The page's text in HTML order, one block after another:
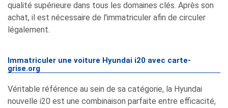
qualité supérieure dans tous les domaines clés. Après son
achat, il est nécessaire de l'immatriculer afin de circuler
légalement.
Immatriculer une voiture Hyundai i20 avec carte-
grise.org
Véritable référence au sein de sa catégorie, la Hyundai
nouvelle i20 est une combinaison parfaite entre efficacité,